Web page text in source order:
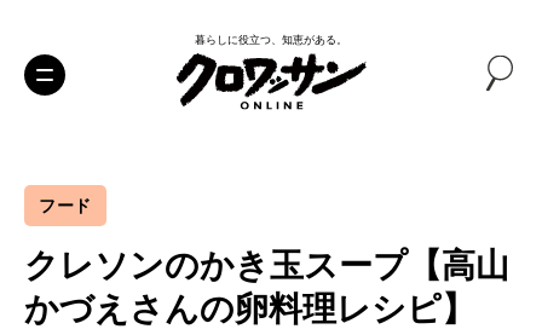
暮らしに役立つ、知恵がある。
フード
クレソンのかき玉スープ【高山
かづえさんの卵料理レシピ】